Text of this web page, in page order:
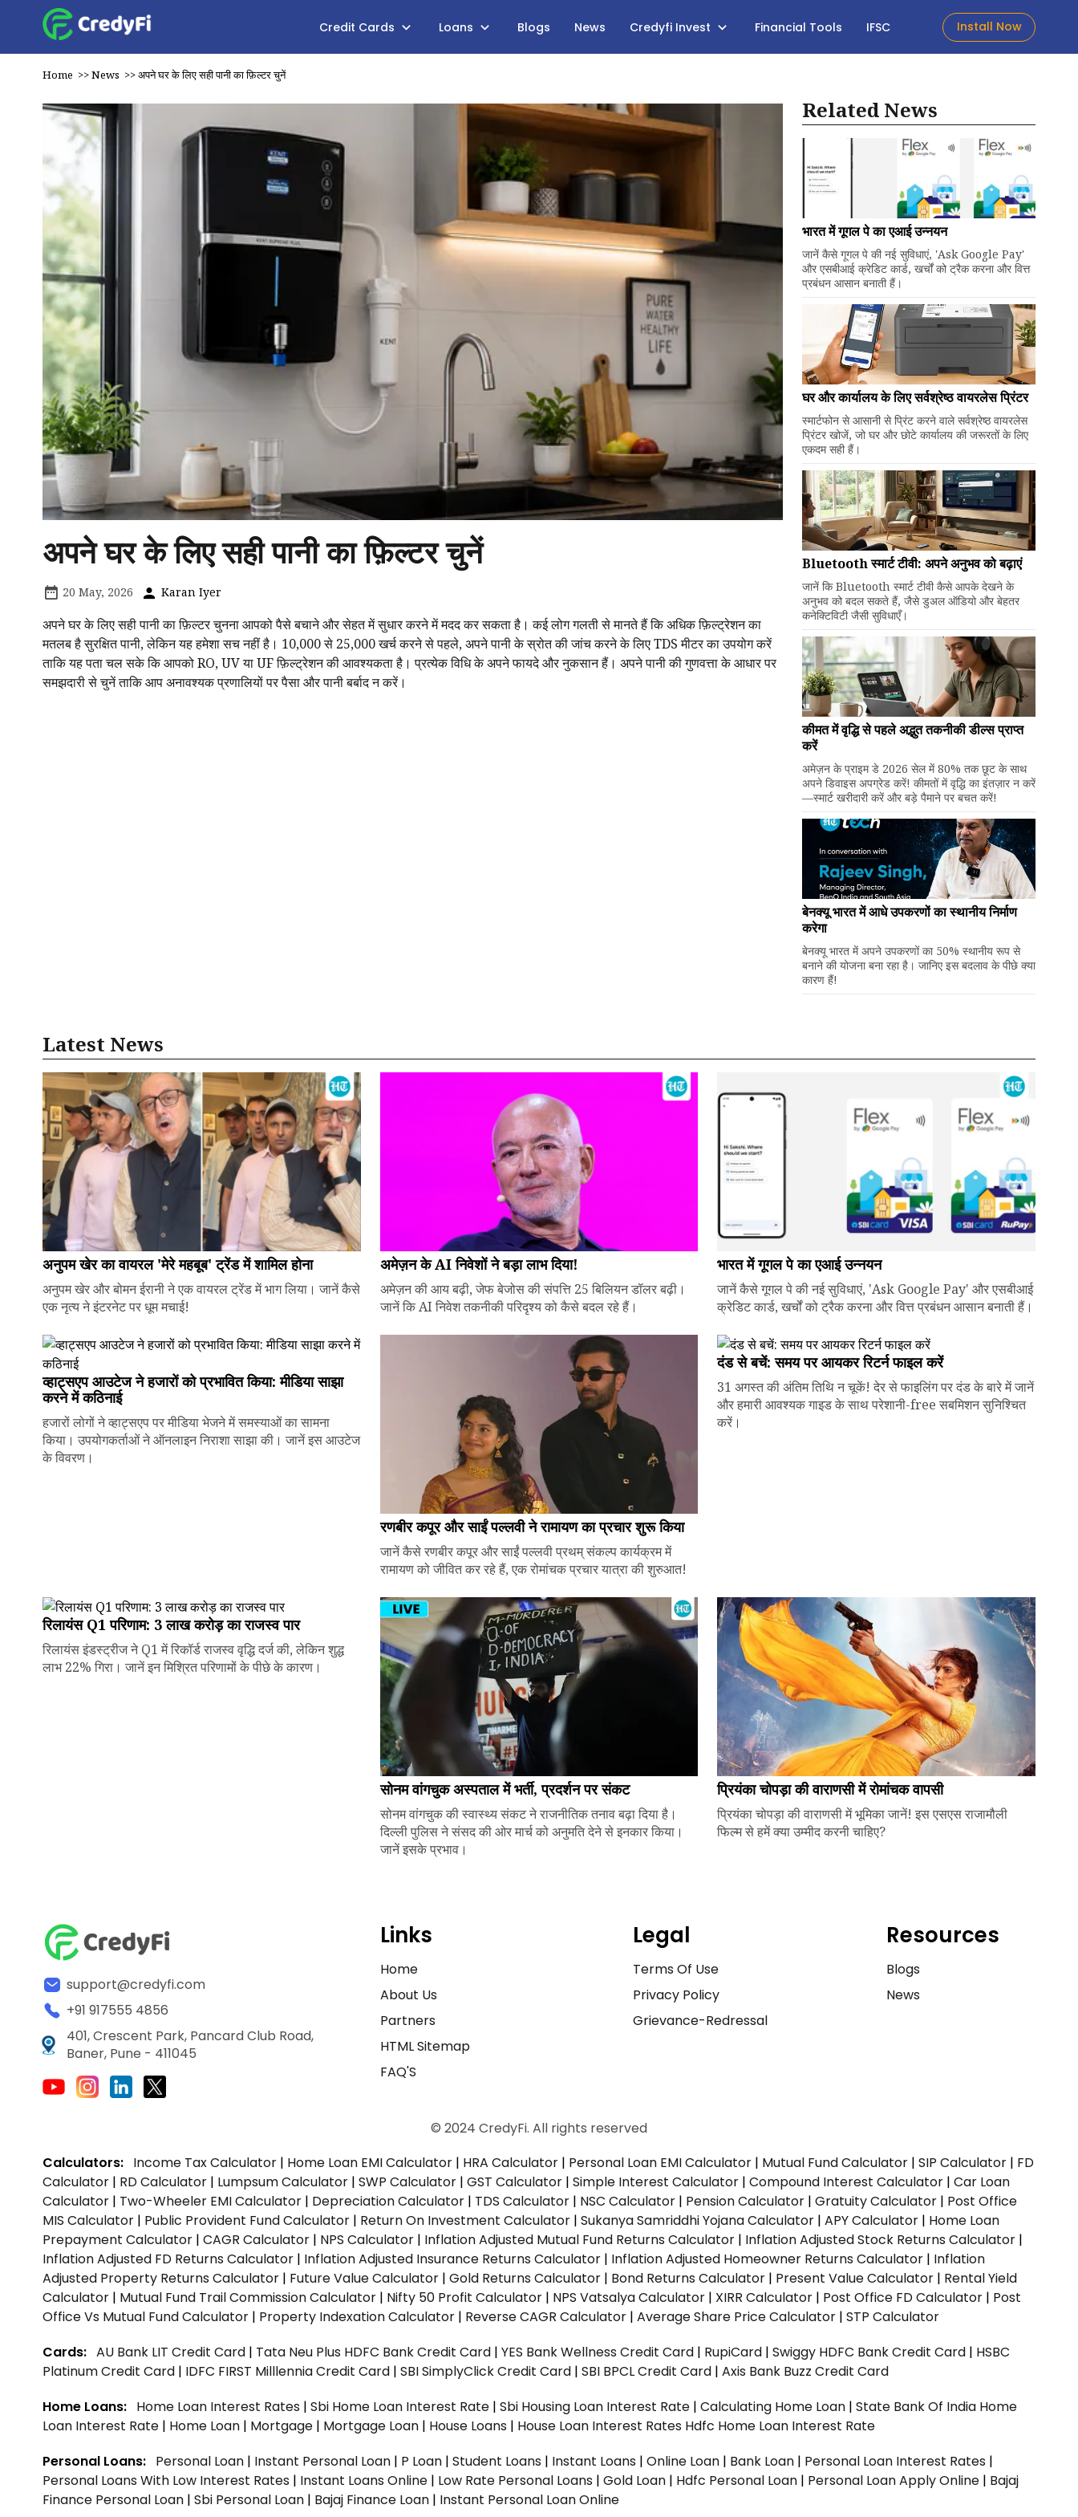
Credit Cards Loans Blogs News Credyfi Invest Financial Tools IFSC Install Now
Home >>News >>अपने घर के लिए सही पानी का फ़िल्टर चुनें
अपने घर के लिए सही पानी का फ़िल्टर चुनें
20 May, 2026 Karan Iyer
अपने घर के लिए सही पानी का फ़िल्टर चुनना आपको पैसे बचाने और सेहत में सुधार करने में मदद कर सकता है। कई लोग गलती से मानते हैं कि अधिक फ़िल्ट्रेशन का
मतलब है सुरक्षित पानी, लेकिन यह हमेशा सच नहीं है। ₹10,000 से ₹25,000 खर्च करने से पहले, अपने पानी के स्रोत की जांच करने के लिए TDS मीटर का उपयोग करें
ताकि यह पता चल सके कि आपको RO, UV या UF फ़िल्ट्रेशन की आवश्यकता है। प्रत्येक विधि के अपने फायदे और नुकसान हैं। अपने पानी की गुणवत्ता के आधार पर
समझदारी से चुनें ताकि आप अनावश्यक प्रणालियों पर पैसा और पानी बर्बाद न करें।
Related News
भारत में गूगल पे का एआई उन्नयन
जानें कैसे गूगल पे की नई सुविधाएं, 'Ask Google Pay'
और एसबीआई क्रेडिट कार्ड, खर्चों को ट्रैक करना और वित्त
प्रबंधन आसान बनाती हैं।
घर और कार्यालय के लिए सर्वश्रेष्ठ वायरलेस प्रिंटर
स्मार्टफोन से आसानी से प्रिंट करने वाले सर्वश्रेष्ठ वायरलेस
प्रिंटर खोजें, जो घर और छोटे कार्यालय की जरूरतों के लिए
एकदम सही हैं।
Bluetooth स्मार्ट टीवी: अपने अनुभव को बढ़ाएं
जानें कि Bluetooth स्मार्ट टीवी कैसे आपके देखने के
अनुभव को बदल सकते हैं, जैसे डुअल ऑडियो और बेहतर
कनेक्टिविटी जैसी सुविधाएँ।
कीमत में वृद्धि से पहले अद्भुत तकनीकी डील्स प्राप्त
करें
अमेज़न के प्राइम डे 2026 सेल में 80% तक छूट के साथ
अपने डिवाइस अपग्रेड करें! कीमतों में वृद्धि का इंतज़ार न करें
—स्मार्ट खरीदारी करें और बड़े पैमाने पर बचत करें!
बेनक्यू भारत में आधे उपकरणों का स्थानीय निर्माण
करेगा
बेनक्यू भारत में अपने उपकरणों का 50% स्थानीय रूप से
बनाने की योजना बना रहा है। जानिए इस बदलाव के पीछे क्या
कारण हैं!
Latest News
अनुपम खेर का वायरल 'मेरे महबूब' ट्रेंड में शामिल होना
अनुपम खेर और बोमन ईरानी ने एक वायरल ट्रेंड में भाग लिया। जानें कैसे
एक नृत्य ने इंटरनेट पर धूम मचाई!
अमेज़न के AI निवेशों ने बड़ा लाभ दिया!
अमेज़न की आय बढ़ी, जेफ बेजोस की संपत्ति 25 बिलियन डॉलर बढ़ी।
जानें कि AI निवेश तकनीकी परिदृश्य को कैसे बदल रहे हैं।
भारत में गूगल पे का एआई उन्नयन
जानें कैसे गूगल पे की नई सुविधाएं, 'Ask Google Pay' और एसबीआई
क्रेडिट कार्ड, खर्चों को ट्रैक करना और वित्त प्रबंधन आसान बनाती हैं।
व्हाट्सएप आउटेज ने हजारों को प्रभावित किया: मीडिया साझा
करने में कठिनाई
हजारों लोगों ने व्हाट्सएप पर मीडिया भेजने में समस्याओं का सामना
किया। उपयोगकर्ताओं ने ऑनलाइन निराशा साझा की। जानें इस आउटेज
के विवरण।
रणबीर कपूर और साईं पल्लवी ने रामायण का प्रचार शुरू किया
जानें कैसे रणबीर कपूर और साईं पल्लवी प्रथम् संकल्प कार्यक्रम में
रामायण को जीवित कर रहे हैं, एक रोमांचक प्रचार यात्रा की शुरुआत!
दंड से बचें: समय पर आयकर रिटर्न फाइल करें
31 अगस्त की अंतिम तिथि न चूकें! देर से फाइलिंग पर दंड के बारे में जानें
और हमारी आवश्यक गाइड के साथ परेशानी-free सबमिशन सुनिश्चित
करें।
रिलायंस Q1 परिणाम: ₹3 लाख करोड़ का राजस्व पार
रिलायंस इंडस्ट्रीज ने Q1 में रिकॉर्ड राजस्व वृद्धि दर्ज की, लेकिन शुद्ध
लाभ 22% गिरा। जानें इन मिश्रित परिणामों के पीछे के कारण।
सोनम वांगचुक अस्पताल में भर्ती, प्रदर्शन पर संकट
सोनम वांगचुक की स्वास्थ्य संकट ने राजनीतिक तनाव बढ़ा दिया है।
दिल्ली पुलिस ने संसद की ओर मार्च को अनुमति देने से इनकार किया।
जानें इसके प्रभाव।
प्रियंका चोपड़ा की वाराणसी में रोमांचक वापसी
प्रियंका चोपड़ा की वाराणसी में भूमिका जानें! इस एसएस राजामौली
फिल्म से हमें क्या उम्मीद करनी चाहिए?
support@credyfi.com
+91 917555 4856
401, Crescent Park, Pancard Club Road,
Baner, Pune - 411045
Links
Home
About Us
Partners
HTML Sitemap
FAQ'S
Legal
Terms Of Use
Privacy Policy
Grievance-Redressal
Resources
Blogs
News
© 2024 CredyFi. All rights reserved
Calculators: Income Tax Calculator | Home Loan EMI Calculator | HRA Calculator | Personal Loan EMI Calculator | Mutual Fund Calculator | SIP Calculator | FD
Calculator | RD Calculator | Lumpsum Calculator | SWP Calculator | GST Calculator | Simple Interest Calculator | Compound Interest Calculator | Car Loan
Calculator | Two-Wheeler EMI Calculator | Depreciation Calculator | TDS Calculator | NSC Calculator | Pension Calculator | Gratuity Calculator | Post Office
MIS Calculator | Public Provident Fund Calculator | Return On Investment Calculator | Sukanya Samriddhi Yojana Calculator | APY Calculator | Home Loan
Prepayment Calculator | CAGR Calculator | NPS Calculator | Inflation Adjusted Mutual Fund Returns Calculator | Inflation Adjusted Stock Returns Calculator |
Inflation Adjusted FD Returns Calculator | Inflation Adjusted Insurance Returns Calculator | Inflation Adjusted Homeowner Returns Calculator | Inflation
Adjusted Property Returns Calculator | Future Value Calculator | Gold Returns Calculator | Bond Returns Calculator | Present Value Calculator | Rental Yield
Calculator | Mutual Fund Trail Commission Calculator | Nifty 50 Profit Calculator | NPS Vatsalya Calculator | XIRR Calculator | Post Office FD Calculator | Post
Office Vs Mutual Fund Calculator | Property Indexation Calculator | Reverse CAGR Calculator | Average Share Price Calculator | STP Calculator
Cards: AU Bank LIT Credit Card | Tata Neu Plus HDFC Bank Credit Card | YES Bank Wellness Credit Card | RupiCard | Swiggy HDFC Bank Credit Card | HSBC
Platinum Credit Card | IDFC FIRST Milllennia Credit Card | SBI SimplyClick Credit Card | SBI BPCL Credit Card | Axis Bank Buzz Credit Card
Home Loans: Home Loan Interest Rates | Sbi Home Loan Interest Rate | Sbi Housing Loan Interest Rate | Calculating Home Loan | State Bank Of India Home
Loan Interest Rate | Home Loan | Mortgage | Mortgage Loan | House Loans | House Loan Interest Rates Hdfc Home Loan Interest Rate
Personal Loans: Personal Loan | Instant Personal Loan | P Loan | Student Loans | Instant Loans | Online Loan | Bank Loan | Personal Loan Interest Rates |
Personal Loans With Low Interest Rates | Instant Loans Online | Low Rate Personal Loans | Gold Loan | Hdfc Personal Loan | Personal Loan Apply Online | Bajaj
Finance Personal Loan | Sbi Personal Loan | Bajaj Finance Loan | Instant Personal Loan Online